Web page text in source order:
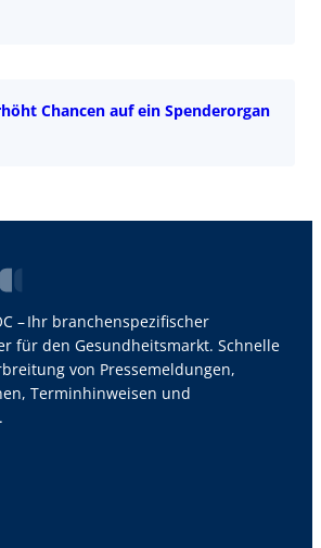
Chancen auf ein Spenderorgan
– Ihr branchenspezifischer
für den Gesundheitsmarkt. Schnelle
von Pressemeldungen,
Terminhinweisen und